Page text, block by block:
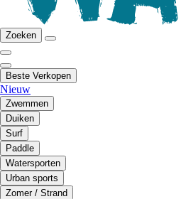
Zoeken
Beste Verkopen
Nieuw
Zwemmen
Duiken
Surf
Paddle
Watersporten
Urban sports
Zomer / Strand